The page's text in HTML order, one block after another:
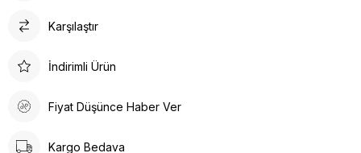
vaat eder.Karşılaştır
İndirimli Ürün
Fiyat Düşünce Haber Ver
Kargo Bedava